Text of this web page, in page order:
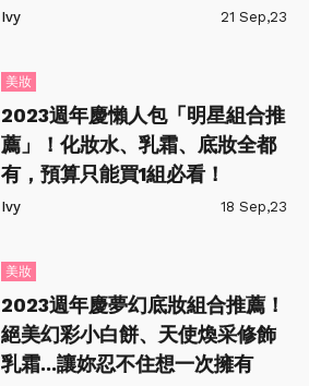
Ivy 21 Sep,23
美妝
2023週年慶懶人包「明星組合推
薦」！化妝水、乳霜、底妝全都
有，預算只能買1組必看！
Ivy 18 Sep,23
美妝
2023週年慶夢幻底妝組合推薦！
絕美幻彩小白餅、天使煥采修飾
乳霜...讓妳忍不住想一次擁有